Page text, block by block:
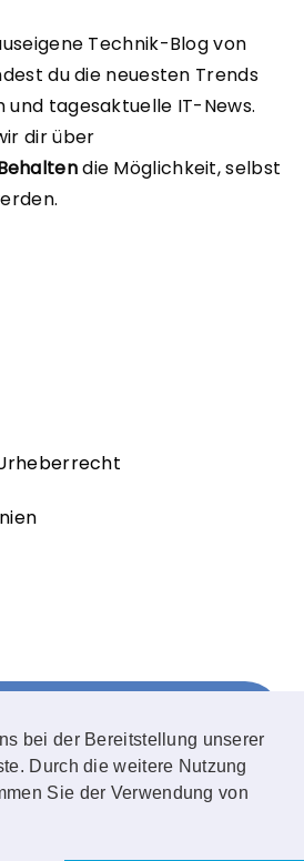
bei der Bereitstellung unserer
Durch die weitere Nutzung
Sie der Verwendung von
Technik-Blog von
du die neuesten Trends
tagesaktuelle IT-News.
dir über
die Möglichkeit, selbst